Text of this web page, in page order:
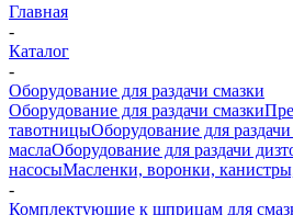
Главная
-
Каталог
-
Оборудование для раздачи смазки
Оборудование для раздачи смазки
тавотницыОборудование для
маслаОборудование для раздачи
насосыМасленки, воронки,
-
Комплектующие к шприцам для